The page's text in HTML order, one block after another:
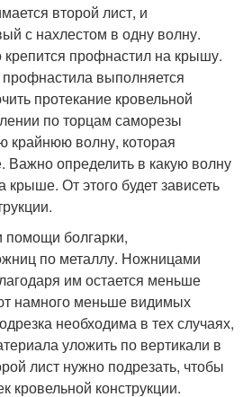
второй лист, и
с нахлестом в одну волну.
профнастил на крышу.
выполняется
протекание кровельной
по торцам саморезы
крайнюю волну, которая
Важно определить в какую волну
крыше. От этого будет зависеть
болгарки,
по металлу. Ножницами
им остается меньше
намного меньше видимых
необходима в тех случаях,
уложить по вертикали в
лист нужно подрезать, чтобы
кровельной конструкции.